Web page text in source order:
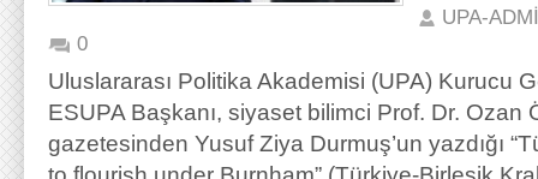
UPA-
0
Uluslararası Politika Akademisi (UPA) Kurucu
ESUPA Başkanı, siyaset bilimci Prof. Dr. Ozan
gazetesinden Yusuf Ziya Durmuş’un yazdığı